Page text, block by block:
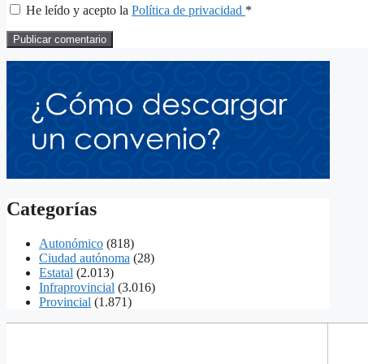
He leído y acepto la Política de privacidad *
Categorías
Autonómico (818)
Ciudad autónoma (28)
Estatal (2.013)
Infraprovincial (3.016)
Provincial (1.871)